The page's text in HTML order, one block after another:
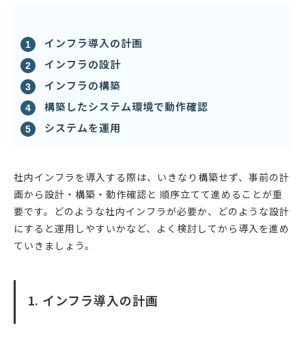
インフラ導入の計画
インフラの設計
インフラの構築
構築したシステム環境で動作確認
システムを運用
社内インフラを導入する際は、いきなり構築せず、事前の計
画から設計・構築・動作確認と 順序立てて進めることが重
要です。どのような社内インフラが必要か、どのような設計
にすると運用しやすいかなど、よく検討してから導入を進め
ていきましょう。
1. インフラ導入の計画